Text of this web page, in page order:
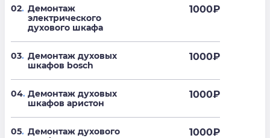
02. Демонтаж
электрического
духового шкафа
1000₽
03. Демонтаж духовых
шкафов bosch
1000₽
04. Демонтаж духовых
шкафов аристон
1000₽
05. Демонтаж духового
1000₽